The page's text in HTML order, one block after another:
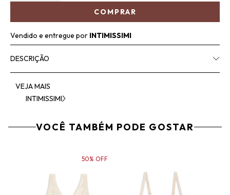
COMPRAR
Vendido e entregue por INTIMISSIMI
DESCRIÇÃO
VEJA MAIS
INTIMISSIMI
VOCÊ TAMBÉM PODE GOSTAR
50% OFF